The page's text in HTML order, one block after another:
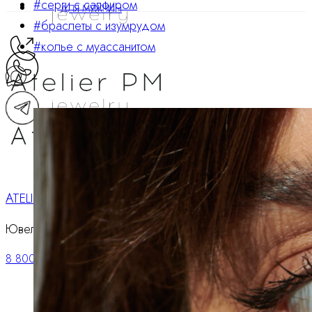
#серги с сапфиром
#браслеты с изумрудом
#колье с муассанитом
ATELIER PM
Ювелирные украшения
8 800 234 0217
Корзина
ДЛЯ МУЖЧИН